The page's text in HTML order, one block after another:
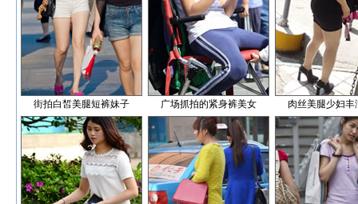
街拍白皙美腿短裤妹子 广场抓拍的紧身裤美女 肉丝美腿少妇丰